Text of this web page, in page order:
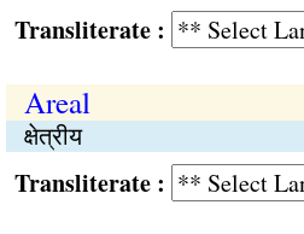
:
Areal
क्षेत्रीय
: